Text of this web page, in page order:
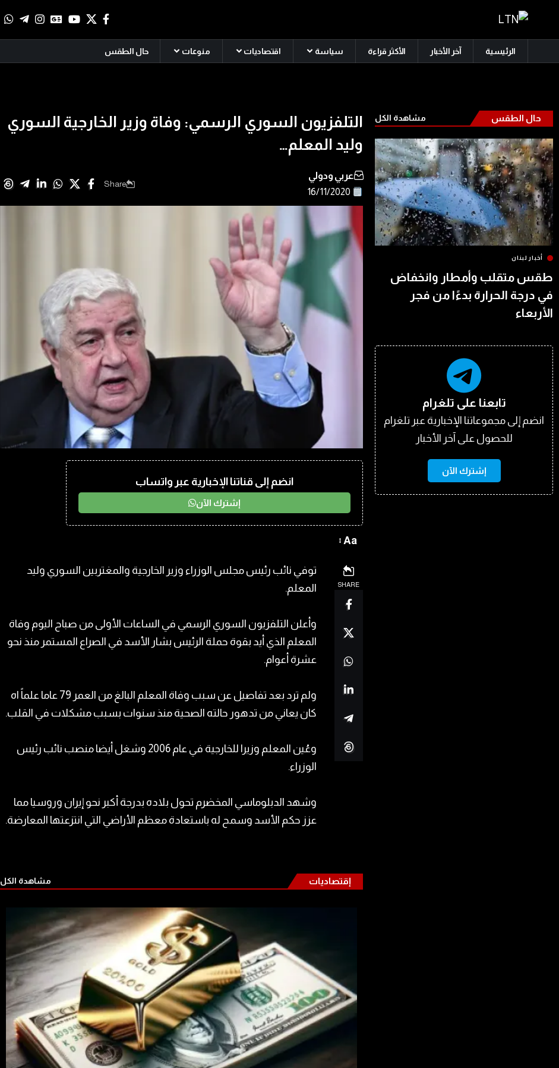
الرئيسية آخر الأخبار الأكثر قراءة سياسة اقتصاديات منوعات حال الطقس
حال الطقس مشاهدة الكل
أخبار لبنان
طقس متقلب وأمطار وانخفاض
في درجة الحرارة بدءًا من فجر
الأربعاء
تابعنا على تلغرام
انضم إلى مجموعاتنا الإخبارية عبر تلغرام
للحصول على آخر الأخبار
إشترك الآن
التلفزيون السوري الرسمي: وفاة وزير الخارجية السوري
وليد المعلم…
عربي ودولي
Share
انضم إلى قناتنا الإخبارية عبر واتساب
إشترك الآن
Aa
SHARE
توفي نائب رئيس مجلس الوزراء وزير الخارجية والمغتربين السوري وليد
المعلم.
وأعلن التلفزيون السوري الرسمي في الساعات الأولى من صباح اليوم وفاة
المعلم الذي أيد بقوة حملة الرئيس بشار الأسد في الصراع المستمر منذ نحو
عشرة أعوام.
ولم ترد بعد تفاصيل عن سبب وفاة المعلم البالغ من العمر 79 عاما علماً اه
كان يعاني من تدهور حالته الصحية منذ سنوات بسبب مشكلات في القلب.
وعُين المعلم وزيرا للخارجية في عام 2006 وشغل أيضا منصب نائب رئيس
الوزراء.
وشهد الدبلوماسي المخضرم تحول بلاده بدرجة أكبر نحو إيران وروسيا مما
عزز حكم الأسد وسمح له باستعادة معظم الأراضي التي انتزعتها المعارضة.
إقتصاديات مشاهدة الكل